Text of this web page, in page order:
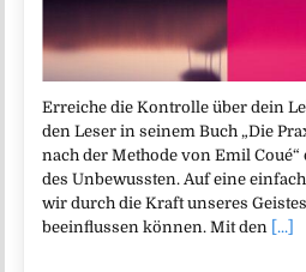
Erreiche die Kontrolle über dein
den Leser in seinem Buch „Die
nach der Methode von Emil
des Unbewussten. Auf eine
wir durch die Kraft unseres
beeinflussen können. Mit den [...]